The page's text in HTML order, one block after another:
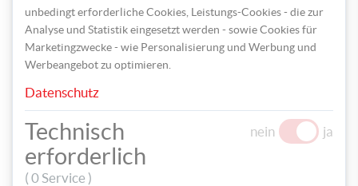
Fellbüscheln aus Fondant einen ganz eigenen Charakter.
Einfach viele verschiedene Büschel formen und an beliebigen
Stellen fixieren.
unbedingt erforderliche Cookies, Leistungs-Cookies - die zur
Analyse und Statistik eingesetzt werden - sowie Cookies für
Marketingzwecke - wie Personalisierung und Werbung und
Werbeangebot zu optimieren.
Datenschutz
Technisch
erforderlich
( 0 Service )
nein ja